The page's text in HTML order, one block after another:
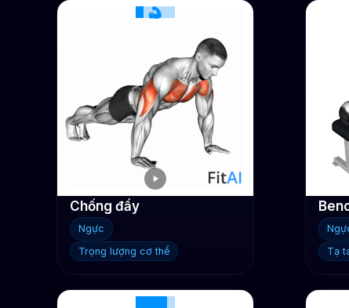
Chống đẩy
Ngực
Trọng lượng cơ thể
Tạ